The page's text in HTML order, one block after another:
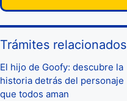
Trámites relacionados
El hijo de Goofy: descubre la
historia detrás del personaje
que todos aman